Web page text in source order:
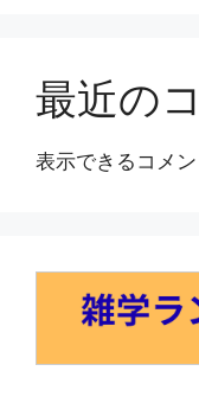
最近の
表示できるコメン